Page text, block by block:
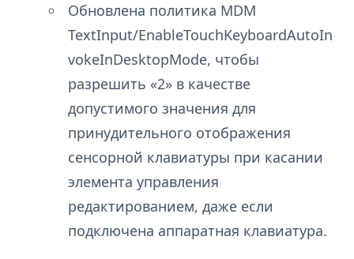
Обновлена политика MDM
TextInput/EnableTouchKeyboardAutoIn
vokeInDesktopMode, чтобы
разрешить «2» в качестве
допустимого значения для
принудительного отображения
сенсорной клавиатуры при касании
элемента управления
редактированием, даже если
подключена аппаратная клавиатура.